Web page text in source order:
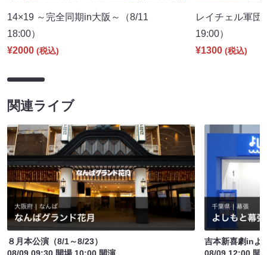
14×19 ～完全同期in大阪～（8/11
18:00）
¥2000 (税込)
レイチェル軍
19:00）
¥1300 (税込)
関連ライブ
８月本公演（8/1～8/23）
08/09 09:30 開場 10:00 開演
吉本新喜劇inよ
08/09 12:00 開